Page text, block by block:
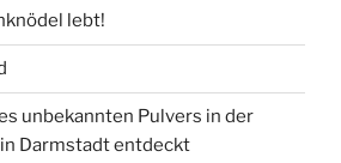
lebt!
unbekannten Pulvers in der
Darmstadt entdeckt